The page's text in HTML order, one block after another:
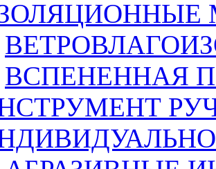
ВСПЕНЕННАЯ